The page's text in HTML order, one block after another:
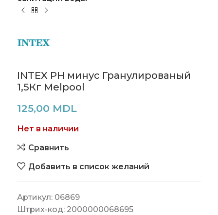
INTEX PH минус Гранулированый
1,5Кг Melpool
125,00 MDL
Нет в наличии
Сравнить
Добавить в список желаний
Артикул: 06869
Штрих-код: 2000000068695